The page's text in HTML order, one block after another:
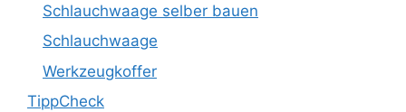
Schlauchwaage selber bauen
Schlauchwaage
Werkzeugkoffer
TippCheck